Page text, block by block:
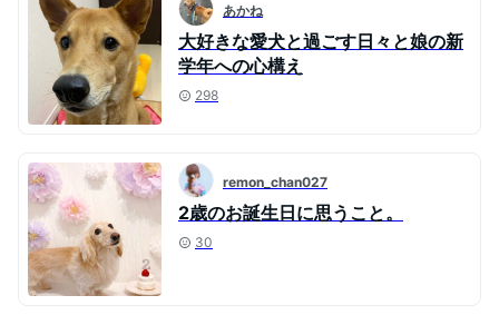
あかね
大好きな愛犬と過ごす日々と娘の新
学年への心構え
298
remon_chan027
2歳のお誕生日に思うこと。
30